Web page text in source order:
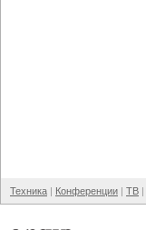
Техника Конференции ТВ